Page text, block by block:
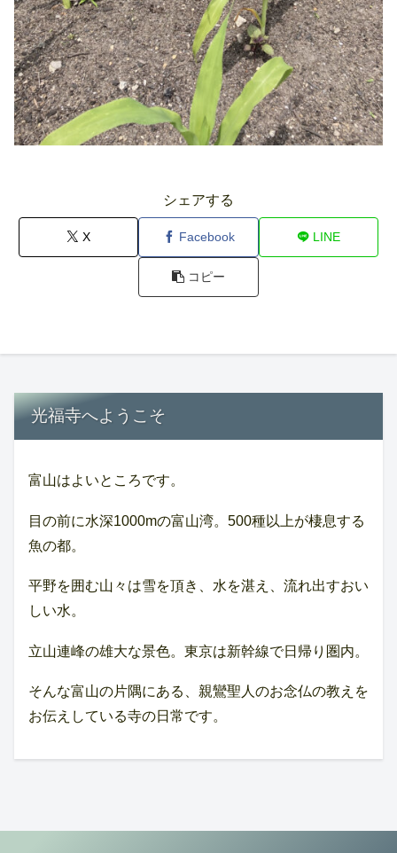
シェアする
X Facebook LINE
コピー
光福寺へようこそ
富山はよいところです。
目の前に水深1000mの富山湾。500種以上が棲息する
魚の都。
平野を囲む山々は雪を頂き、水を湛え、流れ出すおい
しい水。
立山連峰の雄大な景色。東京は新幹線で日帰り圏内。
そんな富山の片隅にある、親鸞聖人のお念仏の教えを
お伝えしている寺の日常です。